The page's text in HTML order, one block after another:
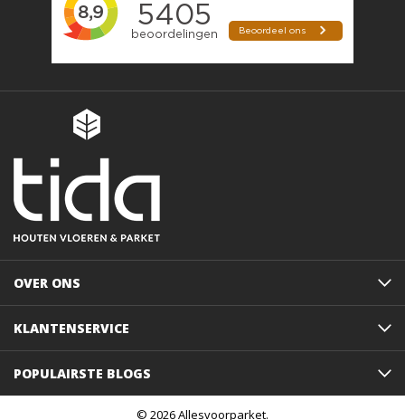
OVER ONS
KLANTENSERVICE
POPULAIRSTE BLOGS
© 2026 Allesvoorparket.